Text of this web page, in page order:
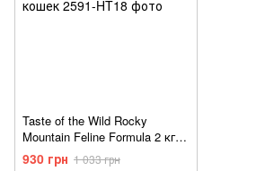
Taste of the Wild Rocky
Mountain Feline Formula 2 кг -
Сухой корм с мясом косули и
930 грн 1 033 грн